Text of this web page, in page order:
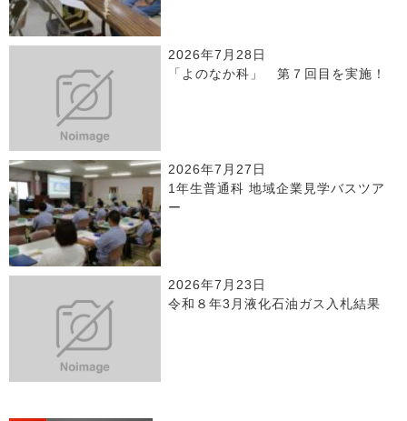
2026年7月28日
「よのなか科」 第７回目を実施！
2026年7月27日
1年生普通科 地域企業見学バスツア
ー
2026年7月23日
令和８年3月液化石油ガス入札結果